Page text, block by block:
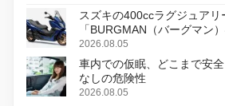
スズキの400ccラグジュアリ
「BURGMAN（バーグマン
変更し、8月18日に発売
2026.08.05
車内での仮眠、どこまで安
なしの危険性
2026.08.05